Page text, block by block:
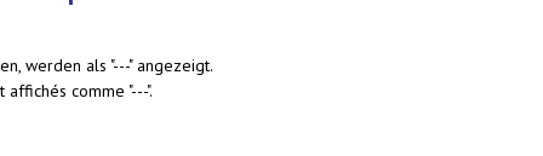
werden als "---" angezeigt.
comme "---".